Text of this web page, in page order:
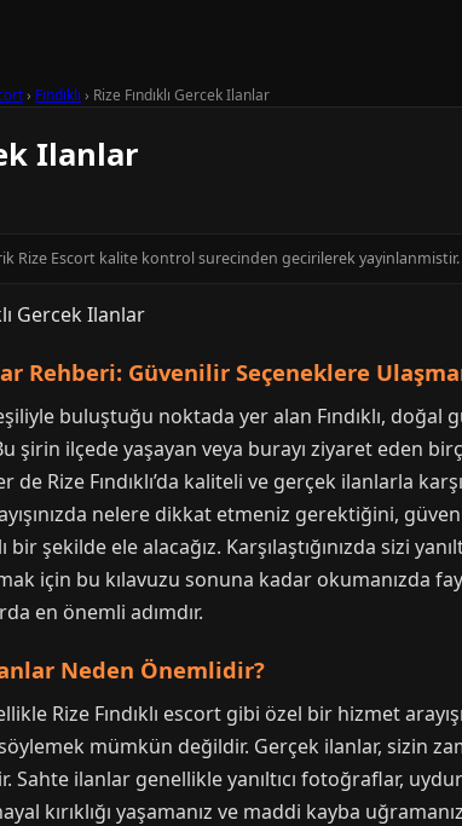
› Fındıklı › Rize Fındıklı Gercek Ilanlar
Ilanlar
Rize Escort kalite kontrol surecinden gecirilerek yayinlanmistir.
Rehberi: Güvenilir Seçeneklere
buluştuğu noktada yer alan Fındıklı,
şirin ilçede yaşayan veya burayı ziyaret eden
de Rize Fındıklı’da kaliteli ve gerçek ilanlarla
nelere dikkat etmeniz gerektiğini,
bir şekilde ele alacağız. Karşılaştığınızda sizi
için bu kılavuzu sonuna kadar okumanızda
en önemli adımdır.
Neden Önemlidir?
Rize Fındıklı escort gibi özel bir hizmet
mümkün değildir. Gerçek ilanlar, sizin
Sahte ilanlar genellikle yanıltıcı fotoğraflar,
kırıklığı yaşamanız ve maddi kayba